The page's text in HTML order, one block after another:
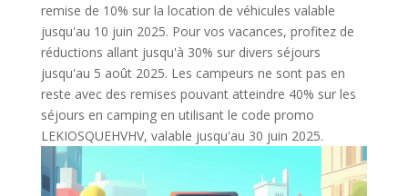
remise de 10% sur la location de véhicules valable
jusqu'au 10 juin 2025. Pour vos vacances, profitez de
réductions allant jusqu'à 30% sur divers séjours
jusqu'au 5 août 2025. Les campeurs ne sont pas en
reste avec des remises pouvant atteindre 40% sur les
séjours en camping en utilisant le code promo
LEKIOSQUEHVHV, valable jusqu'au 30 juin 2025.